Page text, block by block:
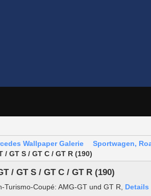
Wallpaper Galerie
Sportwagen,
/ GT S / GT C / GT R (190)
/ GT S / GT C / GT R (190)
Turismo-Coupé: AMG-GT und GT R, Details